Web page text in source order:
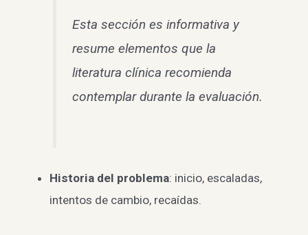
Esta sección es informativa y
resume elementos que la
literatura clínica recomienda
contemplar durante la evaluación.
Historia del problema: inicio, escaladas,
intentos de cambio, recaídas.